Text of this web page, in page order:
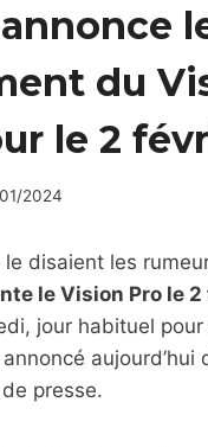
du
le 2
2024
le disaient les
le Vision Pro le
jour habituel
annoncé aujourd’hui
presse.